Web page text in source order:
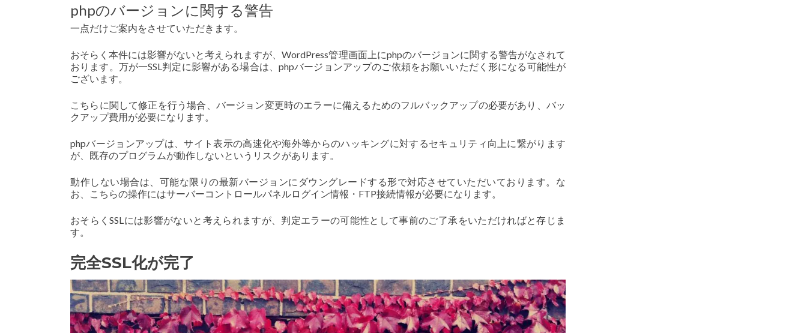
phpのバージョンに関する警告
一点だけご案内をさせていただきます。
おそらく本件には影響がないと考えられますが、WordPress管理画面上にphpのバージョンに関する警告がなされて
おります。万が一SSL判定に影響がある場合は、phpバージョンアップのご依頼をお願いいただく形になる可能性が
ございます。
こちらに関して修正を行う場合、バージョン変更時のエラーに備えるためのフルバックアップの必要があり、バッ
クアップ費用が必要になります。
phpバージョンアップは、サイト表示の高速化や海外等からのハッキングに対するセキュリティ向上に繋がります
が、既存のプログラムが動作しないというリスクがあります。
動作しない場合は、可能な限りの最新バージョンにダウングレードする形で対応させていただいております。な
お、こちらの操作にはサーバーコントロールパネルログイン情報・FTP接続情報が必要になります。
おそらくSSLには影響がないと考えられますが、判定エラーの可能性として事前のご了承をいただければと存じま
す。
完全SSL化が完了